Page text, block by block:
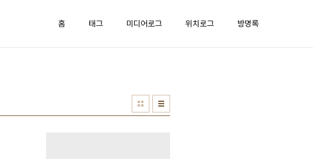
홈 태그 미디어로그 위치로그 방명록